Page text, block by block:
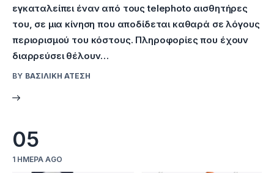
εγκαταλείπει έναν από τους telephoto αισθητήρες
του, σε μια κίνηση που αποδίδεται καθαρά σε λόγους
περιορισμού του κόστους. Πληροφορίες που έχουν
διαρρεύσει θέλουν…
BY ΒΑΣΙΛΙΚΉ ΑΤΈΣΗ
05
1 ΗΜΈΡΑ AGO